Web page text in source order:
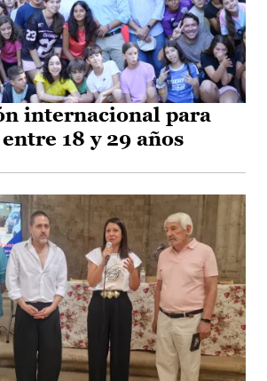
internacional para
18 y 29 años